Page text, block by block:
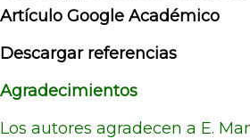
Artículo Google Académico
Descargar referencias
Agradecimientos
Los autores agradecen a E.